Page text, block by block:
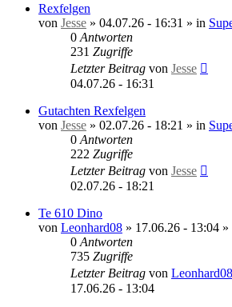
Rexfelgen
von Jesse » 04.07.26 - 16:31 » in
0 Antworten
231 Zugriffe
Letzter Beitrag von Jesse
04.07.26 - 16:31
Gutachten Rexfelgen
von Jesse » 02.07.26 - 18:21 » in
0 Antworten
222 Zugriffe
Letzter Beitrag von Jesse
02.07.26 - 18:21
Te 610 Dino
von Leonhard08 » 17.06.26 - 13:04 »
0 Antworten
735 Zugriffe
Letzter Beitrag von Leonhard08
17.06.26 - 13:04